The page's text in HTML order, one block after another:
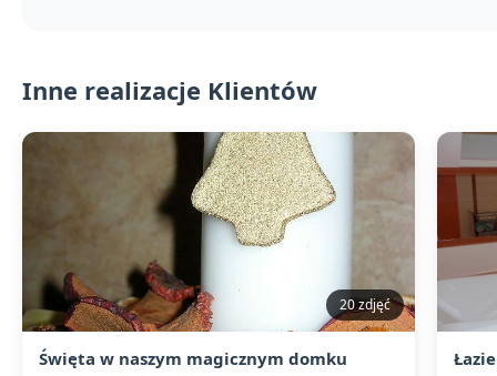
Inne realizacje Klientów
20 zdjęć
Święta w naszym magicznym domku